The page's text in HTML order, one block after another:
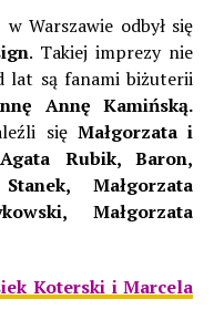
Warszawie odbył się
. Takiej imprezy nie
lat są fanami biżuterii
Annę Kamińską.
sięMałgorzata i
Rubik, Baron,
Małgorzata
Małgorzata
Koterski i Marcela